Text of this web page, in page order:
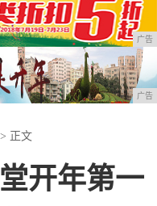
广告
广告
> 正文
开年第一